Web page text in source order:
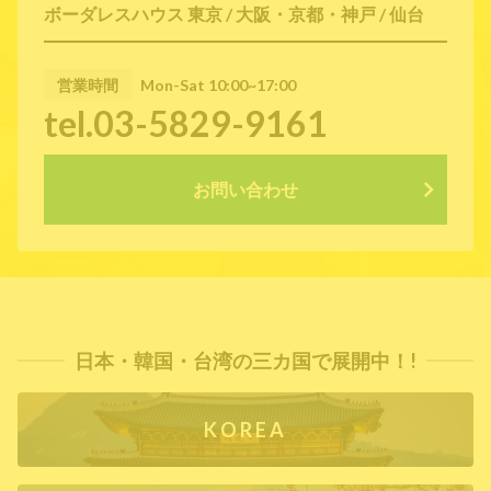
ボーダレスハウス 東京 / 大阪・京都・神戸 / 仙台
営業時間 Mon-Sat 10:00~17:00
tel.03-5829-9161
お問い合わせ
日本・韓国・台湾の三カ国で展開中！!
KOREA